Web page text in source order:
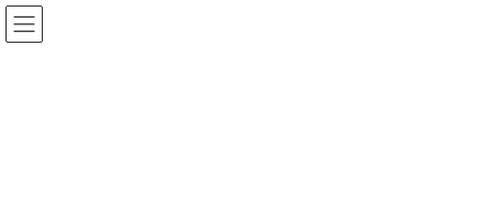
コ
ン
テ
ナ
ビ
ゲ
COR-Ds FAN SITE (コーディのファンサイ